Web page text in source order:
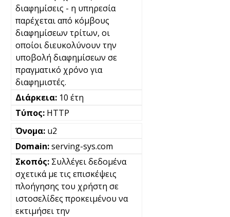
διαφημίσεις - η υπηρεσία
παρέχεται από κόμβους
διαφημίσεων τρίτων, οι
οποίοι διευκολύνουν την
υποβολή διαφημίσεων σε
πραγματικό χρόνο για
διαφημιστές.
10 έτη
HTTP
u2
serving-sys.com
Συλλέγει δεδομένα
σχετικά με τις επισκέψεις
πλοήγησης του χρήστη σε
ιστοσελίδες προκειμένου να
εκτιμήσει την